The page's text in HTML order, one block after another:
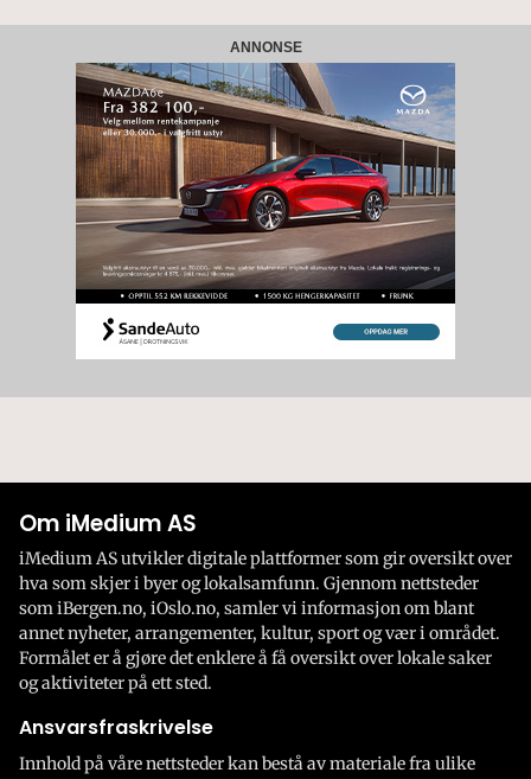
ANNONSE
Om iMedium AS
iMedium AS utvikler digitale plattformer som gir oversikt over
hva som skjer i byer og lokalsamfunn. Gjennom nettsteder
som iBergen.no, iOslo.no, samler vi informasjon om blant
annet nyheter, arrangementer, kultur, sport og vær i området.
Formålet er å gjøre det enklere å få oversikt over lokale saker
og aktiviteter på ett sted.
Ansvarsfraskrivelse
Innhold på våre nettsteder kan bestå av materiale fra ulike